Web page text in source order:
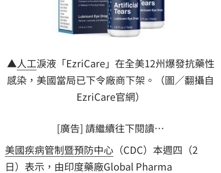
▲人工淚液「EzriCare」在全美12州爆發抗藥性
感染，美國當局已下令廠商下架。（圖／翻攝自
EzriCare官網）
[廣告] 請繼續往下閱讀…
美國疾病管制暨預防中心 （CDC）本週四（2
日）表示，由印度藥廠Global Pharma